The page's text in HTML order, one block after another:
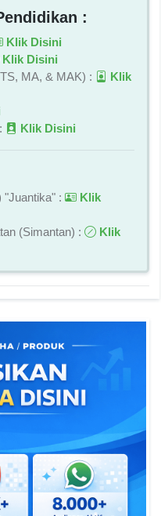
:
Klik Disini
Klik Disini
MA, & MAK) :
Klik
: Klik Disini
"Juantika" :
Klik
(Simantan) :
Klik